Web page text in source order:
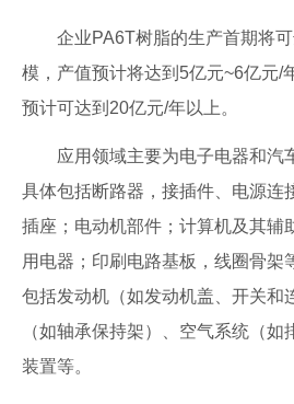
企业PA6T树脂的生产首期将可
模，产值预计将达到5亿元~6亿元/
预计可达到20亿元/年以上。
应用领域主要为电子电器和汽
具体包括断路器，接插件、电源连
插座；电动机部件；计算机及其辅
用电器；印刷电路基板，线圈骨架
包括发动机（如发动机盖、开关和
（如轴承保持架）、空气系统（
装置等。